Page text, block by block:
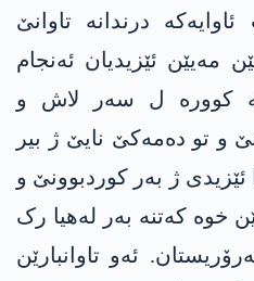
درندانە تاوانێ
مەیێن ئێزیدیان ئەنجام
کوورە ل سەر لاش و
و تو دەمەکێ نایێ ژ بیر
ژ بەر کوردبوونێ و
خوە کەتنە بەر لەھیا رک
ئەو تاوانبارێن